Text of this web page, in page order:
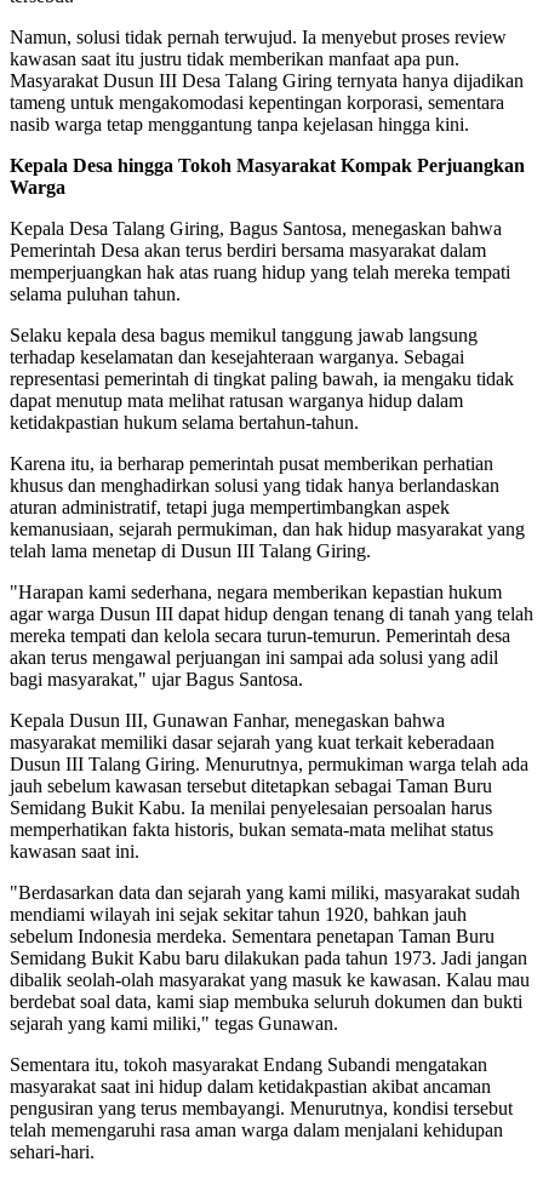
Namun, solusi tidak pernah terwujud. Ia menyebut proses review
kawasan saat itu justru tidak memberikan manfaat apa pun.
Masyarakat Dusun III Desa Talang Giring ternyata hanya dijadikan
tameng untuk mengakomodasi kepentingan korporasi, sementara
nasib warga tetap menggantung tanpa kejelasan hingga kini.
Kepala Desa hingga Tokoh Masyarakat Kompak Perjuangkan
Warga
Kepala Desa Talang Giring, Bagus Santosa, menegaskan bahwa
Pemerintah Desa akan terus berdiri bersama masyarakat dalam
memperjuangkan hak atas ruang hidup yang telah mereka tempati
selama puluhan tahun.
Selaku kepala desa bagus memikul tanggung jawab langsung
terhadap keselamatan dan kesejahteraan warganya. Sebagai
representasi pemerintah di tingkat paling bawah, ia mengaku tidak
dapat menutup mata melihat ratusan warganya hidup dalam
ketidakpastian hukum selama bertahun-tahun.
Karena itu, ia berharap pemerintah pusat memberikan perhatian
khusus dan menghadirkan solusi yang tidak hanya berlandaskan
aturan administratif, tetapi juga mempertimbangkan aspek
kemanusiaan, sejarah permukiman, dan hak hidup masyarakat yang
telah lama menetap di Dusun III Talang Giring.
"Harapan kami sederhana, negara memberikan kepastian hukum
agar warga Dusun III dapat hidup dengan tenang di tanah yang telah
mereka tempati dan kelola secara turun-temurun. Pemerintah desa
akan terus mengawal perjuangan ini sampai ada solusi yang adil
bagi masyarakat," ujar Bagus Santosa.
Kepala Dusun III, Gunawan Fanhar, menegaskan bahwa
masyarakat memiliki dasar sejarah yang kuat terkait keberadaan
Dusun III Talang Giring. Menurutnya, permukiman warga telah ada
jauh sebelum kawasan tersebut ditetapkan sebagai Taman Buru
Semidang Bukit Kabu. Ia menilai penyelesaian persoalan harus
memperhatikan fakta historis, bukan semata-mata melihat status
kawasan saat ini.
"Berdasarkan data dan sejarah yang kami miliki, masyarakat sudah
mendiami wilayah ini sejak sekitar tahun 1920, bahkan jauh
sebelum Indonesia merdeka. Sementara penetapan Taman Buru
Semidang Bukit Kabu baru dilakukan pada tahun 1973. Jadi jangan
dibalik seolah-olah masyarakat yang masuk ke kawasan. Kalau mau
berdebat soal data, kami siap membuka seluruh dokumen dan bukti
sejarah yang kami miliki," tegas Gunawan.
Sementara itu, tokoh masyarakat Endang Subandi mengatakan
masyarakat saat ini hidup dalam ketidakpastian akibat ancaman
pengusiran yang terus membayangi. Menurutnya, kondisi tersebut
telah memengaruhi rasa aman warga dalam menjalani kehidupan
sehari-hari.